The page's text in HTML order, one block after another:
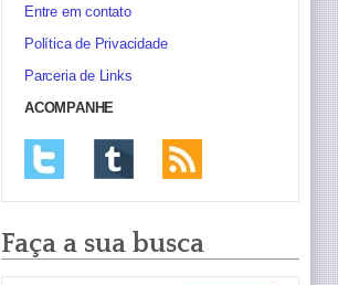
Entre em contato
Política de Privacidade
Parceria de Links
ACOMPANHE
Faça a sua busca